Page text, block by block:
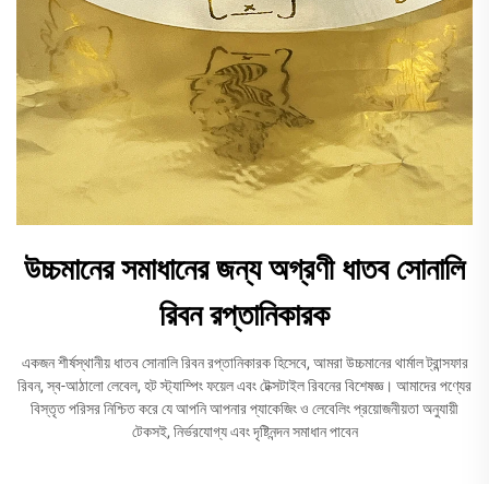
উচ্চমানের সমাধানের জন্য অগ্রণী ধাতব সোনালি
রিবন রপ্তানিকারক
একজন শীর্ষস্থানীয় ধাতব সোনালি রিবন রপ্তানিকারক হিসেবে, আমরা উচ্চমানের থার্মাল ট্রান্সফার
রিবন, স্ব-আঠালো লেবেল, হট স্ট্যাম্পিং ফয়েল এবং টেক্সটাইল রিবনের বিশেষজ্ঞ। আমাদের পণ্যের
বিস্তৃত পরিসর নিশ্চিত করে যে আপনি আপনার প্যাকেজিং ও লেবেলিং প্রয়োজনীয়তা অনুযায়ী
টেকসই, নির্ভরযোগ্য এবং দৃষ্টিনন্দন সমাধান পাবেন